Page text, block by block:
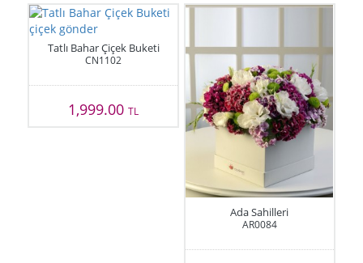
Tatlı Bahar Çiçek Buketi
CN1102
1,999.00TL
Ada Sahilleri
AR0084